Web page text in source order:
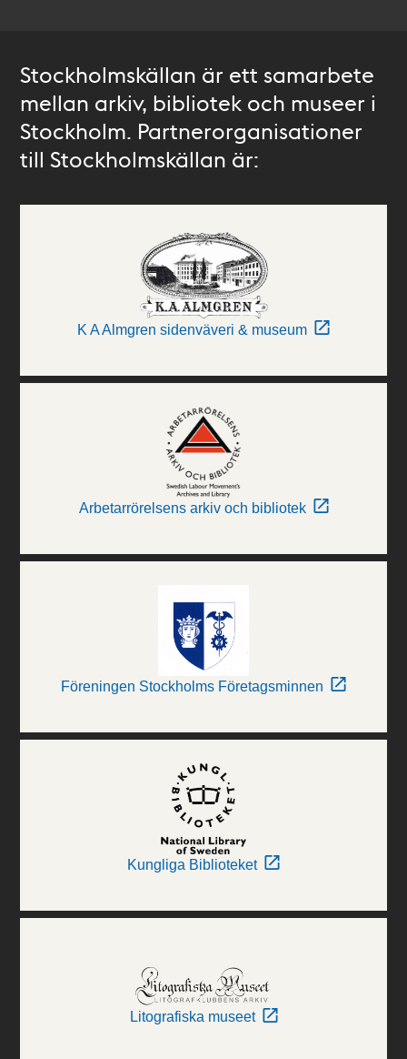
Stockholmskällan är ett samarbete
mellan arkiv, bibliotek och museer i
Stockholm. Partnerorganisationer
till Stockholmskällan är:
K A Almgren sidenväveri & museum
Arbetarrörelsens arkiv och bibliotek
Föreningen Stockholms Företagsminnen
Kungliga Biblioteket
Litografiska museet